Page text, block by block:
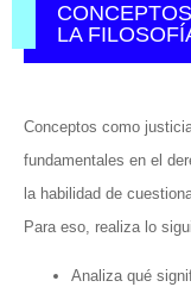
LA
Conceptos como
fundamentales en el
la habilidad de
Para eso, realiza lo
Analiza qué